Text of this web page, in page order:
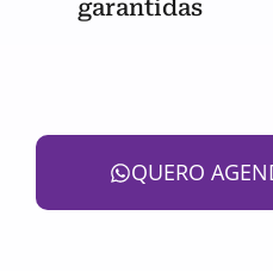
garantidas
QUERO